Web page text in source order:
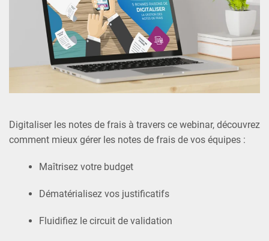
Digitaliser les notes de frais à travers ce webinar, découvrez
comment mieux gérer les notes de frais de vos équipes :
Maîtrisez votre budget
Dématérialisez vos justificatifs
Fluidifiez le circuit de validation